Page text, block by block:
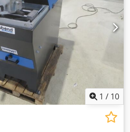
1 / 10